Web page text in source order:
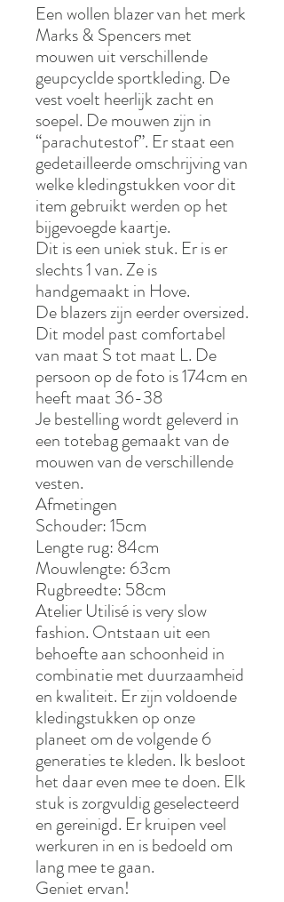
Een wollen blazer van het merk
Marks & Spencers met
mouwen uit verschillende
geupcyclde sportkleding. De
vest voelt heerlijk zacht en
soepel. De mouwen zijn in
“parachutestof”. Er staat een
gedetailleerde omschrijving van
welke kledingstukken voor dit
item gebruikt werden op het
bijgevoegde kaartje.
Dit is een uniek stuk. Er is er
slechts 1 van. Ze is
handgemaakt in Hove.
De blazers zijn eerder oversized.
Dit model past comfortabel
van maat S tot maat L. De
persoon op de foto is 174cm en
heeft maat 36-38
Je bestelling wordt geleverd in
een totebag gemaakt van de
mouwen van de verschillende
vesten.
Afmetingen
Schouder: 15cm
Lengte rug: 84cm
Mouwlengte: 63cm
Rugbreedte: 58cm
Atelier Utilisé is very slow
fashion. Ontstaan uit een
behoefte aan schoonheid in
combinatie met duurzaamheid
en kwaliteit. Er zijn voldoende
kledingstukken op onze
planeet om de volgende 6
generaties te kleden. Ik besloot
het daar even mee te doen. Elk
stuk is zorgvuldig geselecteerd
en gereinigd. Er kruipen veel
werkuren in en is bedoeld om
lang mee te gaan.
Geniet ervan!